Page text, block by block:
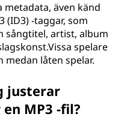
metadata, även känd
(ID3) -taggar, som
sångtitel, artist, album
spelare
låten spelar.
justerar
MP3 -fil?